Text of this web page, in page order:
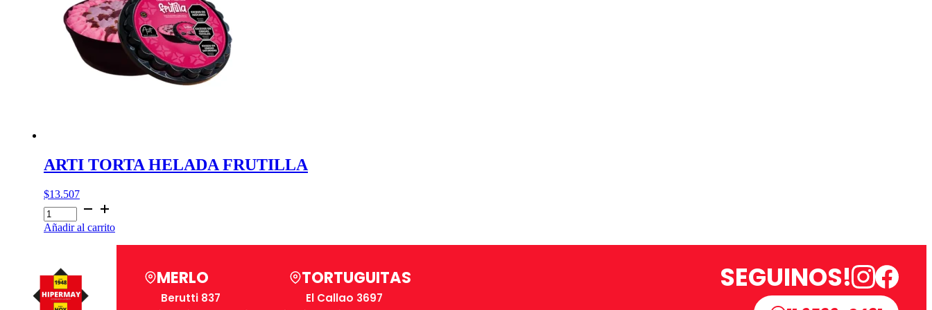
ARTI TORTA HELADA FRUTILLA
$13.507
ARTI
TORTA
HELADA
Añadir al carrito
MERLO
Berutti 837
TORTUGUITAS
El Callao 3697
SEGUINOS!